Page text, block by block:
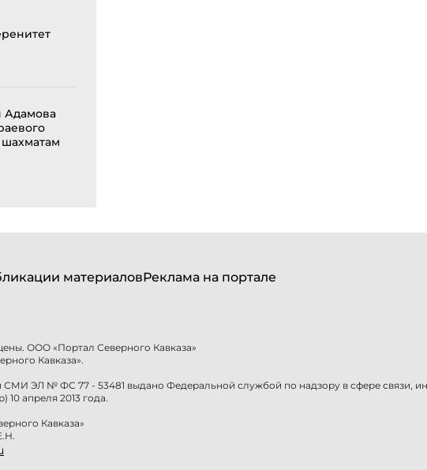
Адамова
материаловРеклама на портале
ООО «Портал Северного Кавказа»
Кавказа».
СМИ ЭЛ № ФС 77 - 53481 выдано Федеральной службой по надзору в сфере связи,
апреля 2013 года.
Кавказа»